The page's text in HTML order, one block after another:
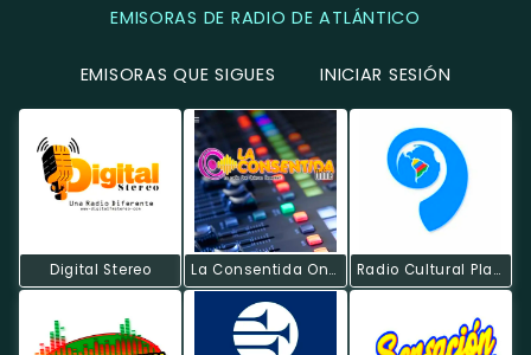
EMISORAS DE RADIO DE ATLÁNTICO
EMISORAS QUE SIGUES INICIAR SESIÓN
Digital Stereo La Consentida Online Radio Cultural Planeta Conciencia